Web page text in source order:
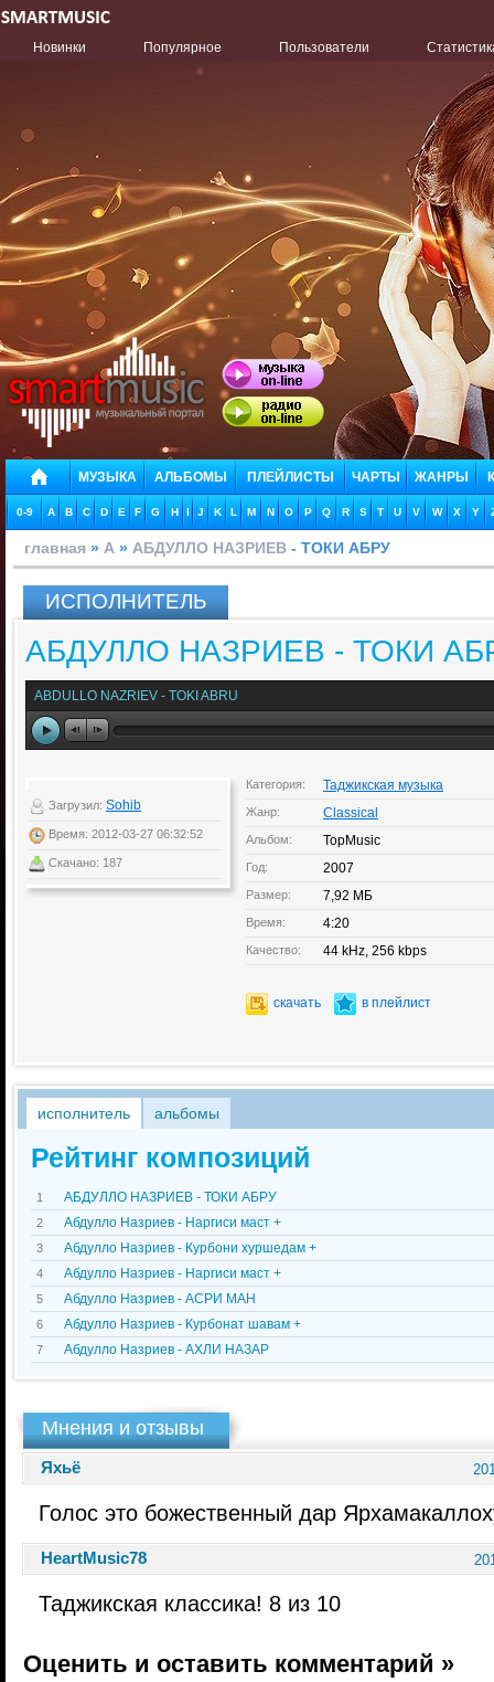
Новинки Популярное Пользователи
МУЗЫКА АЛЬБОМЫ ПЛЕЙЛИСТЫ ЧАРТЫ ЖАНРЫ
0-9 A B C D E F G H I J K L M N O P Q R S T U V W X Y
главная » А » АБДУЛЛО НАЗРИЕВ - ТОКИ АБРУ
ИСПОЛНИТЕЛЬ
АБДУЛЛО НАЗРИЕВ - ТОКИ
ABDULLO NAZRIEV - TOKI ABRU
Загрузил: Sohib
Время: 2012-03-27 06:32:52
Скачано: 187
Категория: Таджикская музыка
Жанр: Classical
Альбом: TopMusic
Год: 2007
Размер: 7,92 МБ
Время: 4:20
Качество: 44 kHz, 256 kbps
скачать в плейлист
исполнитель альбомы
Рейтинг композиций
1 АБДУЛЛО НАЗРИЕВ - ТОКИ АБРУ
2 Абдулло Назриев - Наргиси маст +
3 Абдулло Назриев - Курбони хуршедам +
4 Абдулло Назриев - Наргиси маст +
5 Абдулло Назриев - АСРИ МАН
6 Абдулло Назриев - Курбонат шавам +
7 Абдулло Назриев - АХЛИ НАЗАР
Мнения и отзывы
Яхьё
Голос это божественный дар
HeartMusic78
Таджикская классика! 8 из 10
Оценить и оставить комментарий »